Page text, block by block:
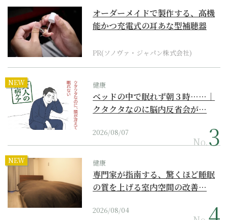
オーダーメイドで製作する、高機
能かつ充電式の耳あな型補聴器
PR(ソノヴァ・ジャパン株式会社)
NEW 健康
ベッドの中で眠れず朝３時……｜
クタクタなのに脳内反省会が…
2026/08/07
No.
NEW 健康
専門家が指南する、驚くほど睡眠
の質を上げる室内空間の改善…
2026/08/04